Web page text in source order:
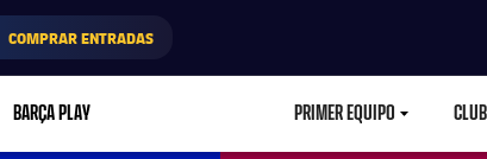
COMPRAR ENTRADAS
BARÇA PLAY PRIMER EQUIPO CLUB